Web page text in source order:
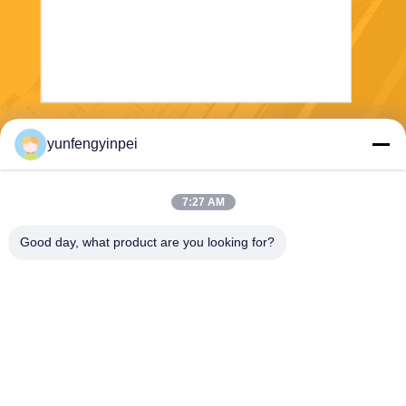
yunfengyinpei
7:27 AM
Good day, what product are you looking for?